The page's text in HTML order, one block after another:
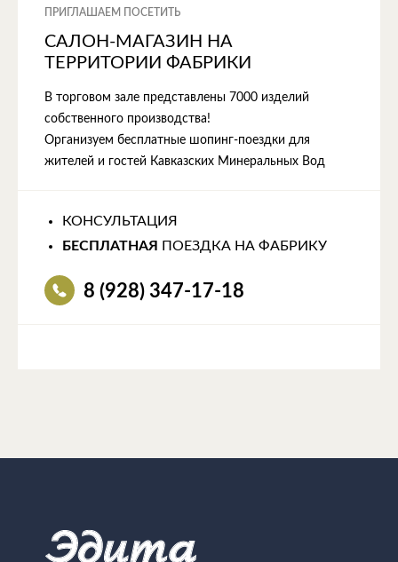
ПРИГЛАШАЕМ ПОСЕТИТЬ
САЛОН-МАГАЗИН НА
ТЕРРИТОРИИ ФАБРИКИ
В торговом зале представлены 7000 изделий
собственного производства!
Организуем бесплатные шопинг-поездки для
жителей и гостей Кавказских Минеральных Вод
КОНСУЛЬТАЦИЯ
БЕСПЛАТНАЯ
ПОЕЗДКА НА ФАБРИКУ
8 (928) 347-17-18